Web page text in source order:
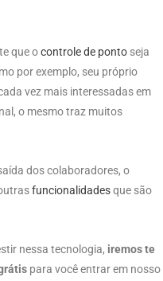
que ocontrolede ponto seja
por exemplo, seu próprio
vez mais interessadas em
o mesmo traz muitos
dos colaboradores, o
funcionalidadesque são
nessa tecnologia, iremos te
para você entrar em nosso